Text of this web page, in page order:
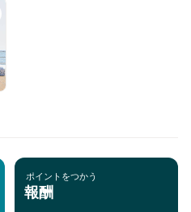
ポイントをつかう
報酬